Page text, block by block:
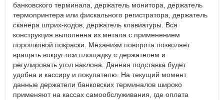
банковского терминала, держатель монитора, держатель
термопринтера или фискального регистратора, держатель
сканера штрих-кодов, держатель клавиатуры. Вся
конструкция выполнена из метала с применением
порошковой покраски. Механизм поворота позволяет
вращать вокруг оси площадку с держателем и
регулировать угол наклона. Данная подставка будет
удобна и кассиру и покупателю. На текущий момент
данные держатели банковских терминалов широко
применяют на кассах самообслуживания, где оплата